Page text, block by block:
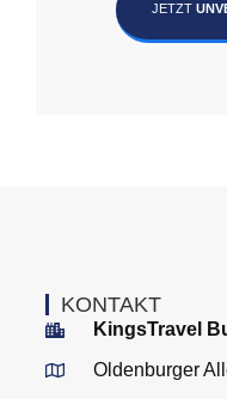
JETZT
KONTAKT
KingsTravel
Oldenburger